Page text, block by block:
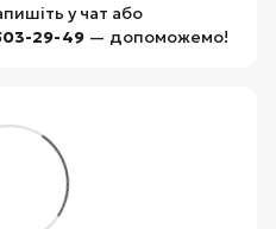
у чат або
29-49 — допоможемо!